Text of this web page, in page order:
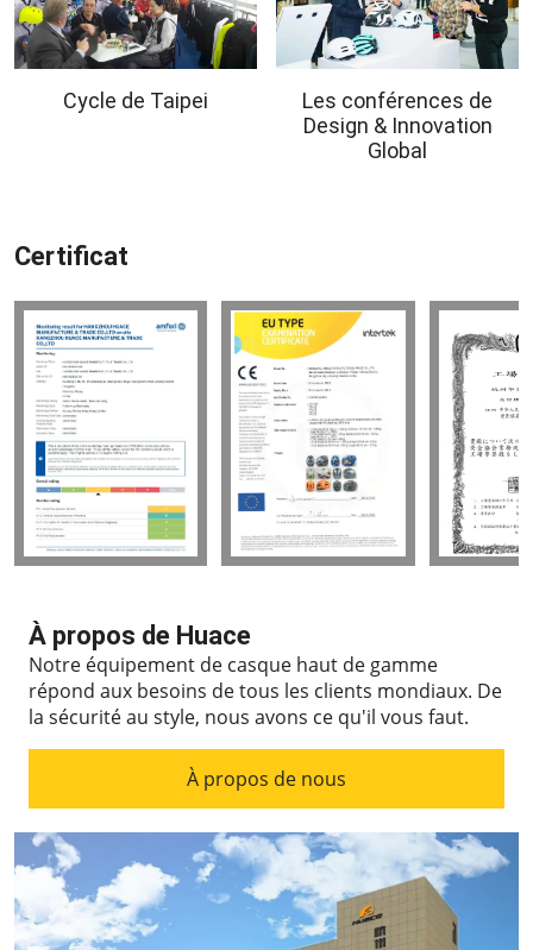
Cycle de Taipei
Les conférences de
Design & Innovation
Global
Certificat
À propos de Huace
Notre équipement de casque haut de gamme
répond aux besoins de tous les clients mondiaux. De
la sécurité au style, nous avons ce qu'il vous faut.
À propos de nous